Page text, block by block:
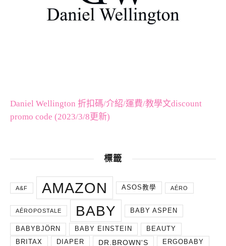
Daniel Wellington 折扣碼/介紹/運費/教學文discount
promo code (2023/3/8更新)
標籤
A&F AMAZON ASOS教學 AÉRO
AÉROPOSTALE BABY BABY ASPEN
BABYBJÖRN BABY EINSTEIN
BEAUTY
BRITAX
DIAPER DR.BROWN'S
ERGOBABY